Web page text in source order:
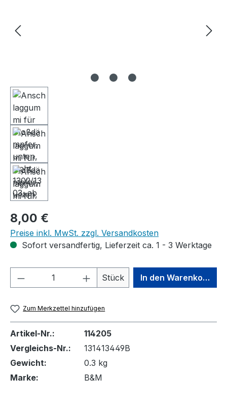
Regulärer Preis:
8,00 €
Preise inkl. MwSt. zzgl. Versandkosten
Sofort versandfertig, Lieferzeit ca. 1 - 3 Werktage
Produkt Anzahl: Gib den
Stück In den Warenkorb
Zum Merkzettel hinzufügen
Artikel-Nr.:
114205
Vergleichs-Nr.:
131413449B
Gewicht:
0.3 kg
Marke:
B&M